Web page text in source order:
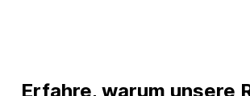
Erfahre, warum unsere